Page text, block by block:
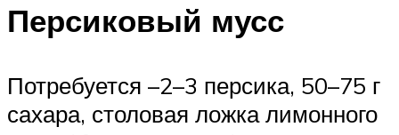
Персиковый мусс
Потребуется –2–3 персика, 50–75 г
сахара, столовая ложка лимонного